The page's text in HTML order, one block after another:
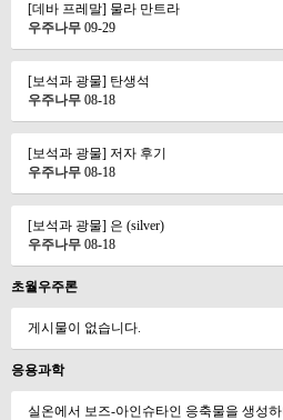
[데바 프레말] 물라 만트라
우주나무 09-29
[보석과 광물] 탄생석
우주나무 08-18
[보석과 광물] 저자 후기
우주나무 08-18
[보석과 광물] 은 (silver)
우주나무 08-18
초월우주론
게시물이 없습니다.
응용과학
실온에서 보즈-아인슈타인 응축물을 생성